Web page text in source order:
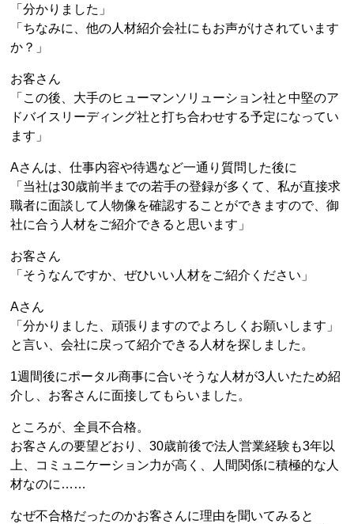
「分かりました」
「ちなみに、他の人材紹介会社にもお声がけされています
か？」
お客さん
「この後、大手のヒューマンソリューション社と中堅のア
ドバイスリーディング社と打ち合わせする予定になってい
ます」
Aさんは、仕事内容や待遇など一通り質問した後に
「当社は30歳前半までの若手の登録が多くて、私が直接求
職者に面談して人物像を確認することができますので、御
社に合う人材をご紹介できると思います」
お客さん
「そうなんですか、ぜひいい人材をご紹介ください」
Aさん
「分かりました、頑張りますのでよろしくお願いします」
と言い、会社に戻って紹介できる人材を探しました。
1週間後にポータル商事に合いそうな人材が3人いたため紹
介し、お客さんに面接してもらいました。
ところが、全員不合格。
お客さんの要望どおり、30歳前後で法人営業経験も3年以
上、コミュニケーション力が高く、人間関係に積極的な人
材なのに……
なぜ不合格だったのかお客さんに理由を聞いてみると